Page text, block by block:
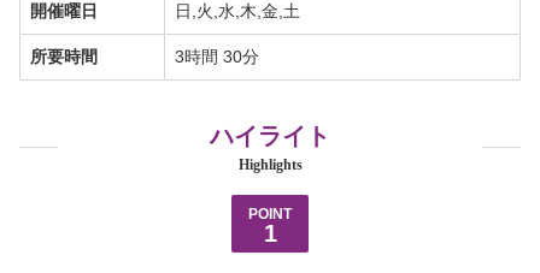
よくあるご質問
お問い合わせ
開催曜日 日,火,水,木,金,土
所要時間 3時間 30分
ハイライト
Highlights
POINT
1